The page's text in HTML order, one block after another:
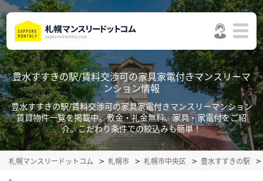
豊水すすきの駅/賃料交渉可の家具家電付きマンスリーマ
ンション情報
豊水すすきの駅/賃料交渉可の家具家電付きマンスリーマンション
賃貸物件一覧を掲載中。敷金・礼金無料、家具・家電付をご紹
介。こだわり条件での絞込みも簡単！
札幌マンスリードットコム 札幌市 札幌市中央区 豊水すすきの駅